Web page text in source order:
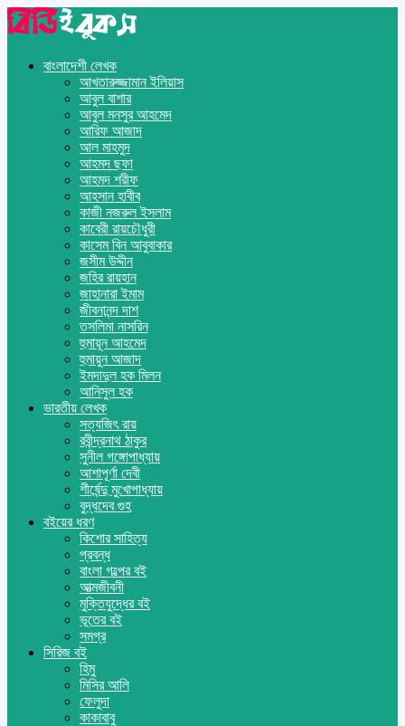
বাংলাদেশী লেখক
আখতারুজ্জামান ইলিয়াস
আবুল বাশার
আবুল মনসুর আহমেদ
আরিফ আজাদ
আল মাহমুদ
আহমদ ছফা
আহমদ শরীফ
আহসান হাবীব
কাজী নজরুল ইসলাম
কাবেরী রায়চৌধুরী
কাসেম বিন আবুবাকার
জসীম উদ্দীন
জহির রায়হান
জাহানারা ইমাম
জীবনানন্দ দাশ
তসলিমা নাসরিন
হুমায়ূন আহমেদ
হুমায়ুন আজাদ
ইমদাদুল হক মিলন
আনিসুল হক
ভারতীয় লেখক
সত্যজিৎ রায়
রবীন্দ্রনাথ ঠাকুর
সুনীল গঙ্গোপাধ্যায়
আশাপূর্ণা দেবী
শীর্ষেন্দু মুখোপাধ্যায়
বুদ্ধদেব গুহ
বইয়ের ধরণ
কিশোর সাহিত্য
প্রবন্ধ
বাংলা গল্পের বই
আত্মজীবনী
মুক্তিযুদ্ধের বই
ভূতের বই
সমগ্র
সিরিজ বই
হিমু
মিসির আলি
ফেলুদা
কাকাবাবু